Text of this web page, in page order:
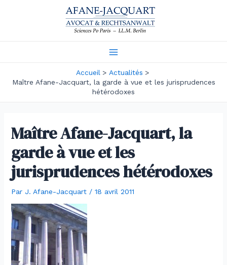
Menu
Accueil
Actualités
Maître Afane-Jacquart, la garde à vue et les jurisprudences
hétérodoxes
Maître Afane-Jacquart, la
garde à vue et les
jurisprudences hétérodoxes
Par J. Afane-Jacquart / 18 avril 2011